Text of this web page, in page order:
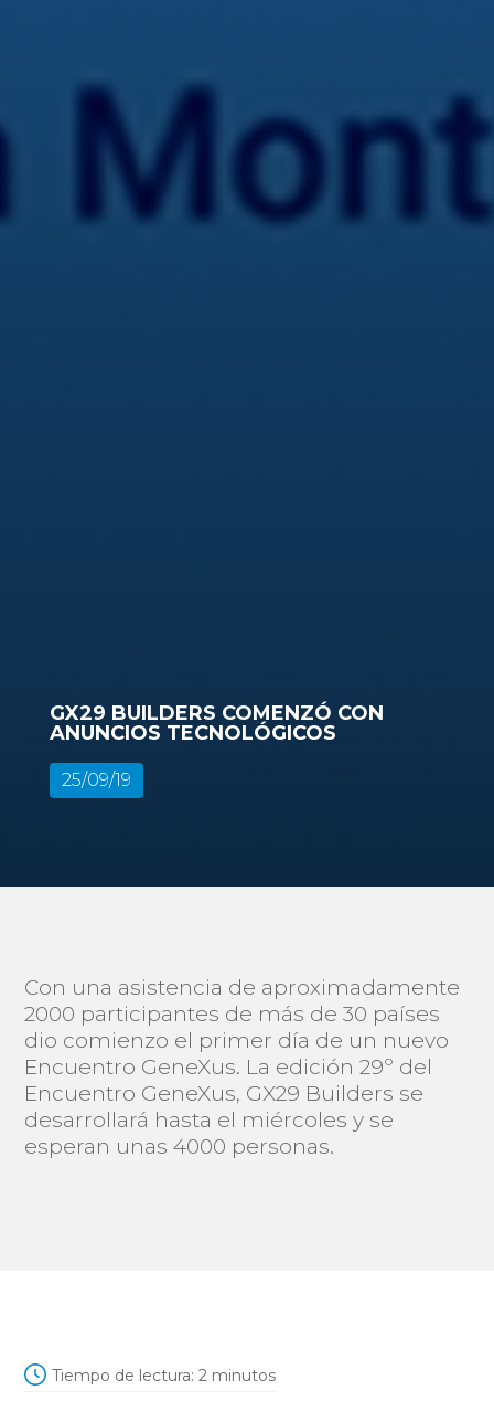
GX29 BUILDERS COMENZÓ CON
ANUNCIOS TECNOLÓGICOS
25/09/19
Con una asistencia de aproximadamente
2000 participantes de más de 30 países
dio comienzo el primer día de un nuevo
Encuentro GeneXus. La edición 29º del
Encuentro GeneXus, GX29 Builders se
desarrollará hasta el miércoles y se
esperan unas 4000 personas.
Tiempo de lectura: 2 minutos